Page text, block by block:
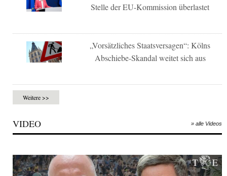
Stelle der EU-Kommission überlastet
„Vorsätzliches Staatsversagen“: Kölns
Abschiebe-Skandal weitet sich aus
Weitere >>
VIDEO » alle Videos